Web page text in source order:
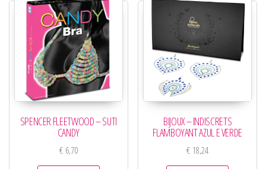
SPENCER FLEETWOOD – SUTI
CANDY
€6,70
BIJOUX – INDISCRETS
FLAMBOYANT AZUL E VERDE
€ 18,24